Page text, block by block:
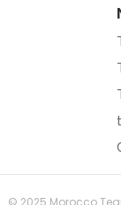
© 2025 Morocco